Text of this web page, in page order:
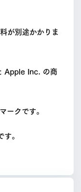
が別途かかりま
Apple Inc. の商
クです。
。